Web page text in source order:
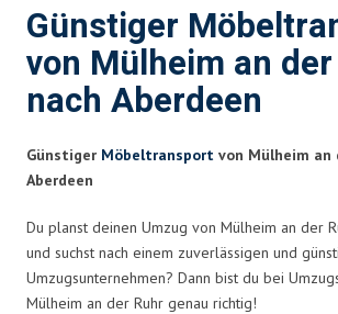
Günstiger
von Mülheim an
nach Aberdeen
Günstiger Möbeltransport von Mülheim an
Aberdeen
Du planst deinen Umzug von Mülheim an der
und suchst nach einem zuverlässigen und
Umzugsunternehmen? Dann bist du bei
Mülheim an der Ruhr genau richtig!